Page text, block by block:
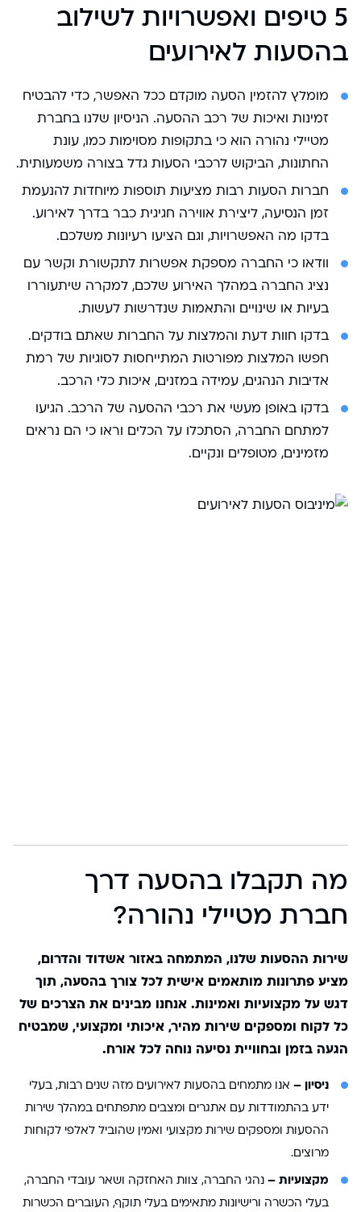
5 טיפים ואפשרויות לשילוב
בהסעות לאירועים
מומלץ להזמין הסעה מוקדם ככל האפשר, כדי להבטיח
זמינות ואיכות של רכב ההסעה. הניסיון שלנו בחברת
מטיילי נהורה הוא כי בתקופות מסוימות כמו, עונת
החתונות, הביקוש לרכבי הסעות גדל בצורה משמעותית.
חברות הסעות רבות מציעות תוספות מיוחדות להנעמת
זמן הנסיעה, ליצירת אווירה חגיגית כבר בדרך לאירוע.
בדקו מה האפשרויות, וגם הציעו רעיונות משלכם.
וודאו כי החברה מספקת אפשרות לתקשורת וקשר עם
נציג החברה במהלך האירוע שלכם, למקרה שיתעוררו
בעיות או שינויים והתאמות שנדרשות לעשות.
בדקו חוות דעת והמלצות על החברות שאתם בודקים.
חפשו המלצות מפורטות המתייחסות לסוגיות של רמת
אדיבות הנהגים, עמידה במזנים, איכות כלי הרכב.
בדקו באופן מעשי את רכבי ההסעה של הרכב. הגיעו
למתחם החברה, הסתכלו על הכלים וראו כי הם נראים
מזמינים, מטופלים ונקיים.
מה תקבלו בהסעה דרך
חברת מטיילי נהורה?
שירות ההסעות שלנו, המתמחה באזור אשדוד והדרום,
מציע פתרונות מותאמים אישית לכל צורך בהסעה, תוך
דגש על מקצועיות ואמינות. אנחנו מבינים את הצרכים של
כל לקוח ומספקים שירות מהיר, איכותי ומקצועי, שמבטיח
הגעה בזמן ובחוויית נסיעה נוחה לכל אורח.
ניסיון – אנו מתמחים בהסעות לאירועים מזה שנים רבות, בעלי
ידע בהתמודדות עם אתגרים ומצבים מתפתחים במהלך שירות
ההסעות ומספקים שירות מקצועי ואמין שהוביל לאלפי לקוחות
מרוצים.
מקצועיות – נהגי החברה, צוות האחזקה ושאר עובדי החברה,
בעלי הכשרה ורישיונות מתאימים בעלי תוקף, העוברים הכשרות